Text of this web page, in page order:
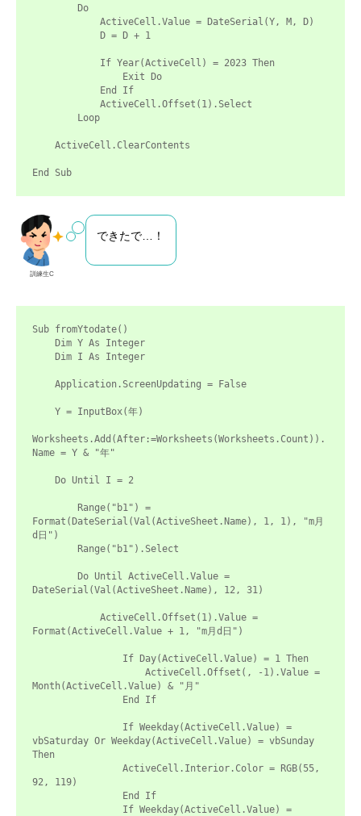
            ActiveCell.Value = DateSerial(Y, M, D)
            ActiveCell.Offset(1).Select
    ActiveCell.ClearContents
End Sub
訓練生C
できたで…！
Sub fromYtodate()
    Dim Y As Integer
    Dim I As Integer
    Application.ScreenUpdating = False
    Y = InputBox(年)
Worksheets.Add(After:=Worksheets(Worksheets.Count)).
Name = Y & "年"
    Do Until I = 2
        Range("b1") =
Format(DateSerial(Val(ActiveSheet.Name), 1, 1), "m月
d日")
        Range("b1").Select
        Do Until ActiveCell.Value =
DateSerial(Val(ActiveSheet.Name), 12, 31)
            ActiveCell.Offset(1).Value =
Format(ActiveCell.Value + 1, "m月d日")
                    ActiveCell.Offset(, -1).Value =
Month(ActiveCell.Value) & "月"
vbSaturday Or Weekday(ActiveCell.Value) = vbSunday
Then
                ActiveCell.Interior.Color = RGB(55,
92, 119)